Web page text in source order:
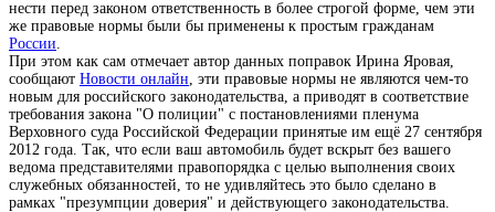
нести перед законом ответственность в более строгой форме, чем эти
же правовые нормы были бы применены к простым гражданам
России.
При этом как сам отмечает автор данных поправок Ирина Яровая,
сообщают Новости онлайн, эти правовые нормы не являются чем-то
новым для российского законодательства, а приводят в соответствие
требования закона "О полиции" с постановлениями пленума
Верховного суда Российской Федерации принятые им ещё 27 сентября
2012 года. Так, что если ваш автомобиль будет вскрыт без вашего
ведома представителями правопорядка с целью выполнения своих
служебных обязанностей, то не удивляйтесь это было сделано в
рамках "презумпции доверия" и действующего законодательства.